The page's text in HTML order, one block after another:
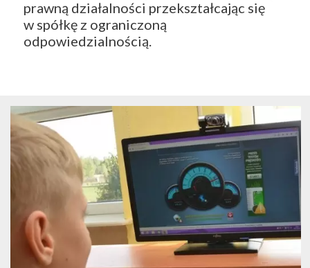
prawną działalności przekształcając się
w spółkę z ograniczoną
odpowiedzialnością.